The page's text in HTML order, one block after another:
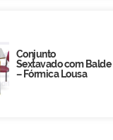
Conjunto
Sextavado com Balde
– Fórmica Lousa